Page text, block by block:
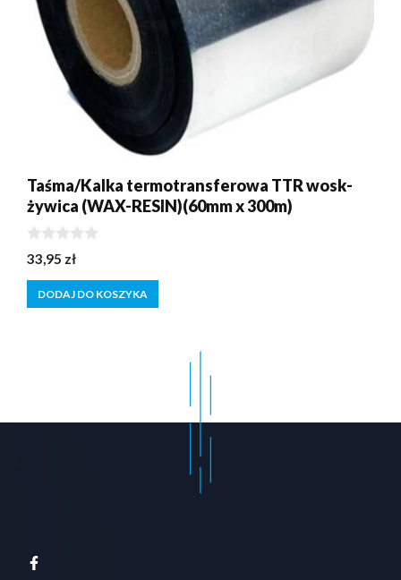
Taśma/Kalka termotransferowa TTR wosk-
żywica (WAX-RESIN)(60mm x 300m)
0
z
5
33,95 zł
DODAJ DO KOSZYKA